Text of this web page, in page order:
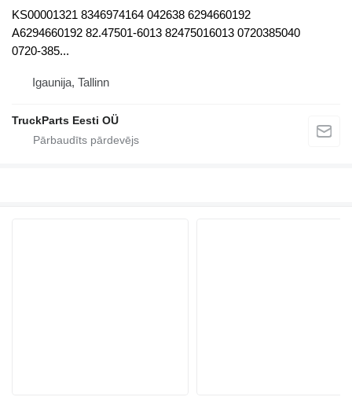
KS00001321 8346974164 042638 6294660192
A6294660192 82.47501-6013 82475016013 0720385040
0720-385...
Igaunija, Tallinn
TruckParts Eesti OÜ